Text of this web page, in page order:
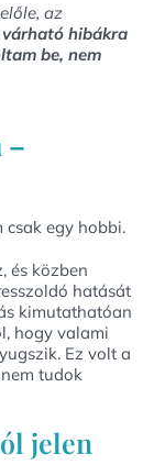
az
hibákra
be, nem
–
csak egy hobbi.
és közben
hatását
kimutathatóan
hogy valami
Ez volt a
tudok
jelen